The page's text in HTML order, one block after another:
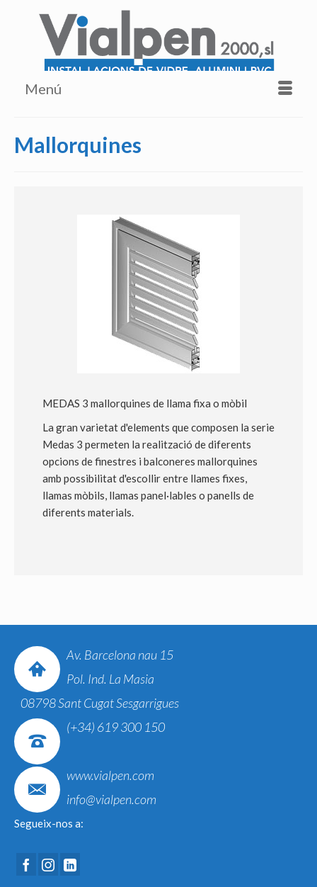
Menú
Mallorquines
MEDAS 3 mallorquines de llama fixa o mòbil
La gran varietat d'elements que composen la serie
Medas 3 permeten la realització de diferents
opcions de finestres i balconeres mallorquines
amb possibilitat d'escollir entre llames fixes,
llamas mòbils, llamas panel·lables o panells de
diferents materials.
Av. Barcelona nau 15
Pol. Ind. La Masia
08798 Sant Cugat Sesgarrigues
(+34) 619 300 150
www.vialpen.com
info@vialpen.com
Segueix-nos a: